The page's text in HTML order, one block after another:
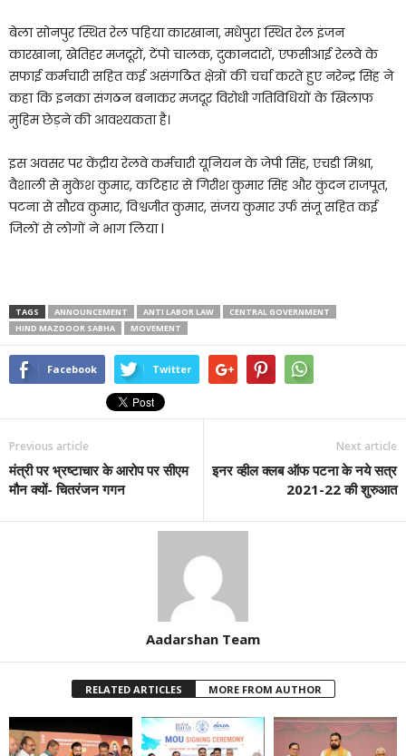
बेला सोनपुर स्थित रेल पहिया कारखाना, मधेपुरा स्थित रेल इंजन
कारखाना, खेतिहर मजदूरों, टेंपो चालक, दुकानदारों, एफसीआई रेलवे के
सफाई कर्मचारी सहित कई असंगठित क्षेत्रों की चर्चा करते हुए नरेन्द्र सिंह ने
कहा कि इनका संगठन बनाकर मजदूर विरोधी गतिविधियों के खिलाफ
मुहिम छेड़ने की आवश्यकता है।
इस अवसर पर केंद्रीय रेलवे कर्मचारी यूनियन के जेपी सिंह, एचडी मिश्रा,
वैशाली से मुकेश कुमार, कटिहार से गिरीश कुमार सिंह और कुंदन राजपूत,
पटना से सौरव कुमार, विश्वजीत कुमार, संजय कुमार उर्फ संजू सहित कई
जिलों से लोगों ने भाग लिया l
TAGS ANNOUNCEMENT ANTI LABOR LAW
CENTRAL GOVERNMENT
HIND MAZDOOR SABHA
MOVEMENT
Facebook Twitter
Previous article
मंत्री पर भ्रष्टाचार के आरोप पर सीएम
मौन क्यों- चितरंजन गगन
Next article
इनर व्हील क्लब ऑफ‌‌ पटना के नये सत्र
2021-22 की शुरुआत
Aadarshan Team
RELATED ARTICLES MORE FROM AUTHOR